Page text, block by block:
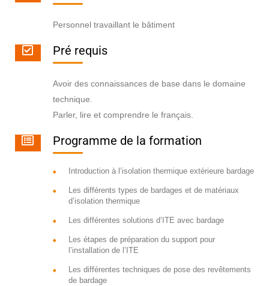
Personnel travaillant le bâtiment
Pré requis
Avoir des connaissances de base dans le domaine
technique.
Parler, lire et comprendre le français.
Programme de la formation
Introduction à l’isolation thermique extérieure bardage
Les différents types de bardages et de matériaux
d’isolation thermique
Les différentes solutions d’ITE avec bardage
Les étapes de préparation du support pour
l’installation de l’ITE
Les différentes techniques de pose des revêtements
de bardage